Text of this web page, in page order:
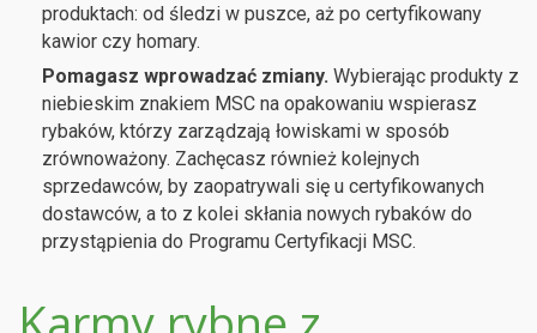
produktach: od śledzi w puszce, aż po certyfikowany
kawior czy homary.
Pomagasz wprowadzać zmiany. Wybierając produkty z
niebieskim znakiem MSC na opakowaniu wspierasz
rybaków, którzy zarządzają łowiskami w sposób
zrównoważony. Zachęcasz również kolejnych
sprzedawców, by zaopatrywali się u certyfikowanych
dostawców, a to z kolei skłania nowych rybaków do
przystąpienia do Programu Certyfikacji MSC.